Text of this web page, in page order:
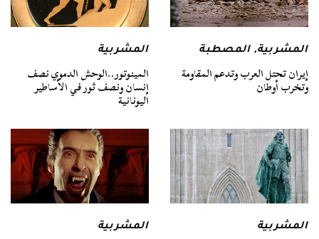
المشربية,المصطبة
إيران تحتل العرب وتدعم المقاومة
وتخرب أوطان
المشربية
المينوتور..الوحش الدموي نصف
إنسان ونصف ثور في الأساطير
اليونانية
المشربية المشربية